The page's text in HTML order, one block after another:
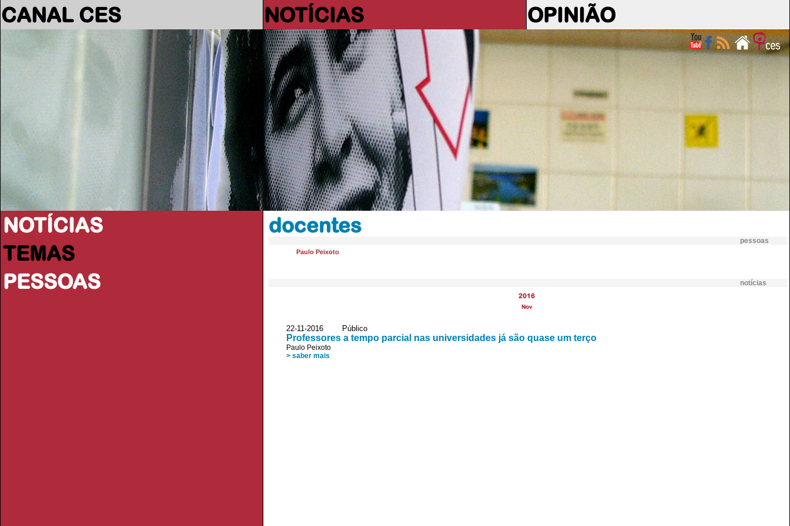
CANAL CES NOTÍCIAS OPINIÃO
NOTÍCIAS
TEMAS
PESSOAS
docentes
pessoas
Paulo Peixoto
notícias
2016
Nov
22-11-2016 Público
Professores a tempo parcial nas universidades já são quase um terço
Paulo Peixoto
> saber mais